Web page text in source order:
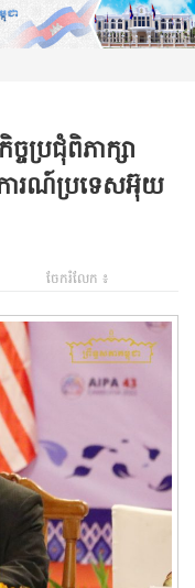
ប្រជុំពិភាក្សា
ការណ៍ប្រទេសអ៊ុយ
ចែករំលែក ៖